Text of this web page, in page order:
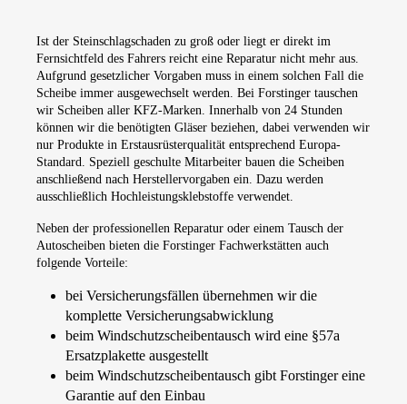
Ist der Steinschlagschaden zu groß oder liegt er direkt im
Fernsichtfeld des Fahrers reicht eine Reparatur nicht mehr aus.
Aufgrund gesetzlicher Vorgaben muss in einem solchen Fall die
Scheibe immer ausgewechselt werden. Bei Forstinger tauschen
wir Scheiben aller KFZ-Marken. Innerhalb von 24 Stunden
können wir die benötigten Gläser beziehen, dabei verwenden wir
nur Produkte in Erstausrüsterqualität entsprechend Europa-
Standard. Speziell geschulte Mitarbeiter bauen die Scheiben
anschließend nach Herstellervorgaben ein. Dazu werden
ausschließlich Hochleistungsklebstoffe verwendet.
Neben der professionellen Reparatur oder einem Tausch der
Autoscheiben bieten die Forstinger Fachwerkstätten auch
folgende Vorteile:
bei Versicherungsfällen übernehmen wir die
komplette Versicherungsabwicklung
beim Windschutzscheibentausch wird eine §57a
Ersatzplakette ausgestellt
beim Windschutzscheibentausch gibt Forstinger eine
Garantie auf den Einbau